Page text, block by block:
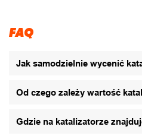
FAQ
Jak samodzielnie wycenić
Od czego zależy wartość
Gdzie na katalizatorze